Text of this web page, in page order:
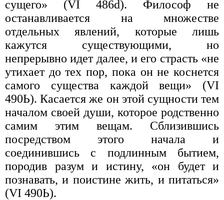
сущего» (VI 486d). Философ не
останавливается на множестве
отдельных явлений, которые лишь
кажутся существующими, но
непрерывно идет далее, и его страсть «не
утихает до тех пор, пока он не коснется
самого существа каждой вещи» (VI
490Ь). Касается же он этой сущности тем
началом своей души, которое родственно
самим этим вещам. Сблизившись
посредством этого начала и
соединившись с подлинным бытием,
породив разум и истину, «он будет и
познавать, и поистине жить, и питаться»
(VI 490Ь).